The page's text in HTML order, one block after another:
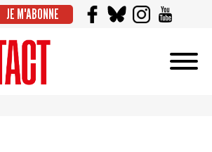
JE M'ABONNE